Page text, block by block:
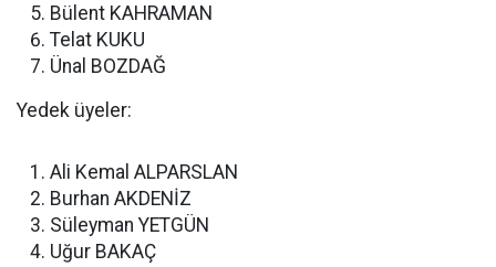
Bülent KAHRAMAN
Telat KUKU
Ünal BOZDAĞ
Yedek üyeler:
Ali Kemal ALPARSLAN
Burhan AKDENİZ
Süleyman YETGÜN
Uğur BAKAÇ